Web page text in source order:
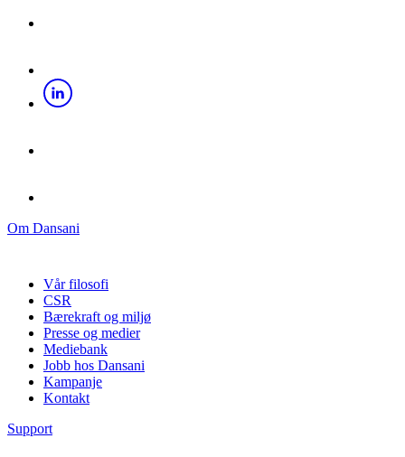
Om Dansani
Vår filosofi
CSR
Bærekraft og miljø
Presse og medier
Mediebank
Jobb hos Dansani
Kampanje
Kontakt
Support